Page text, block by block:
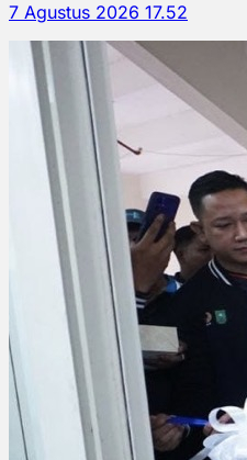
7 Agustus 2026 17.52